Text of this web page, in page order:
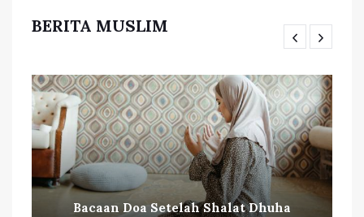
BERITA MUSLIM
Bacaan Doa Setelah Shalat Dhuha